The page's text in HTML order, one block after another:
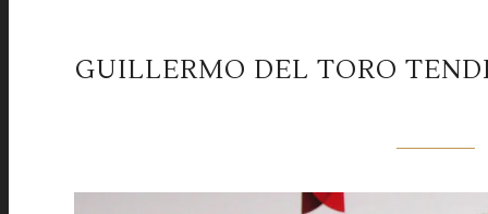
GUILLERMO DEL TORO